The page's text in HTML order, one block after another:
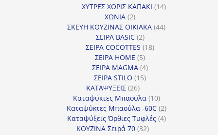
προϊόντα
ΧΥΤΡΕΣ ΧΩΡΙΣ ΚΑΠΑΚΙ 1414
ΧΩΝΙΑ 22
προϊόντα
ΣΚΕΥΗ ΚΟΥΖΙΝΑΣ ΟΙΚΙΑΚΑ 4444
ΣΕΙΡΑ BASIC 22
προϊόντα
ΣΕΙΡΑ COCOTTES 1818
ΣΕΙΡΑ HOME 55
προϊόντα
ΣΕΙΡΑ MAGMA 44
προϊόντα
ΣΕΙΡΑ STILO 1515
ΚΑΤΑΨΥΞΕΙΣ 2626
προϊόντα
Καταψύκτες Μπαούλα 1010
προϊόντα
Καταψύκτες Μπαούλα -60C 22
προϊόντα
Καταψύξεις Όρθιες Τυφλές 44
ΚΟΥΖΙΝΑ Σειρά 70 3232